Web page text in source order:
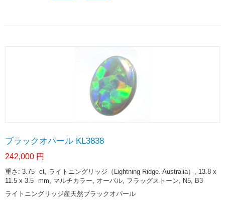
ブラックオパール KL3838
242,000 円
重さ: 3.75 ct, ライトニングリッジ（Lightning Ridge. Australia）, 13.8 x
11.5 x 3.5 mm, マルチカラー, オーバル, フラッグストーン, N5, B3
ライトニングリッジ産天然ブラックオパール